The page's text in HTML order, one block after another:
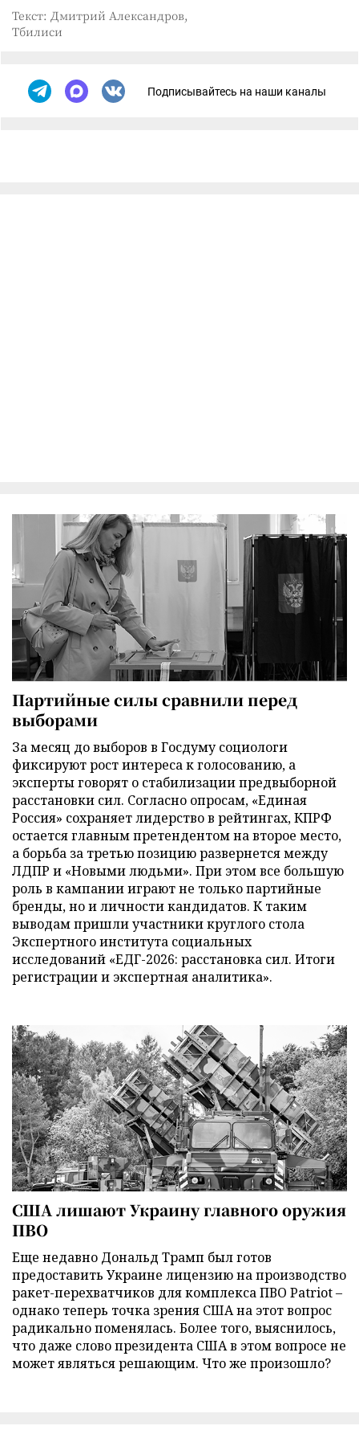
Текст: Дмитрий Александров,
Тбилиси
Подписывайтесь на наши каналы
Партийные силы сравнили перед
выборами
За месяц до выборов в Госдуму социологи
фиксируют рост интереса к голосованию, а
эксперты говорят о стабилизации предвыборной
расстановки сил. Согласно опросам, «Единая
Россия» сохраняет лидерство в рейтингах, КПРФ
остается главным претендентом на второе место,
а борьба за третью позицию развернется между
ЛДПР и «Новыми людьми». При этом все большую
роль в кампании играют не только партийные
бренды, но и личности кандидатов. К таким
выводам пришли участники круглого стола
Экспертного института социальных
исследований «ЕДГ-2026: расстановка сил. Итоги
регистрации и экспертная аналитика».
США лишают Украину главного оружия
ПВО
Еще недавно Дональд Трамп был готов
предоставить Украине лицензию на производство
ракет-перехватчиков для комплекса ПВО Patriot –
однако теперь точка зрения США на этот вопрос
радикально поменялась. Более того, выяснилось,
что даже слово президента США в этом вопросе не
может являться решающим. Что же произошло?